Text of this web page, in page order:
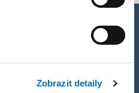
Zobrazit detaily
vybrat?